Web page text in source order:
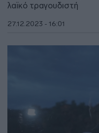
λαϊκό τραγουδιστή
27.12.2023 - 16:01